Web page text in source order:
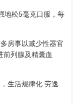
地松5毫克口服，每
房事以减少性器官
前列腺及精囊血
生活规律化 劳逸